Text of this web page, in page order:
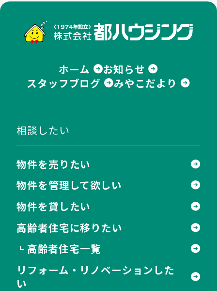
ホーム
お知らせ
スタッフブログ
みやこだより
相談したい
物件を売りたい
物件を管理して欲しい
物件を貸したい
高齢者住宅に移りたい
┗ 高齢者住宅一覧
リフォーム・リノベーションした
い